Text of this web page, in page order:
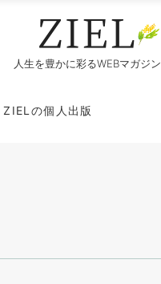
人生を豊かに彩るWEBマガジン
ZIELの個人出版